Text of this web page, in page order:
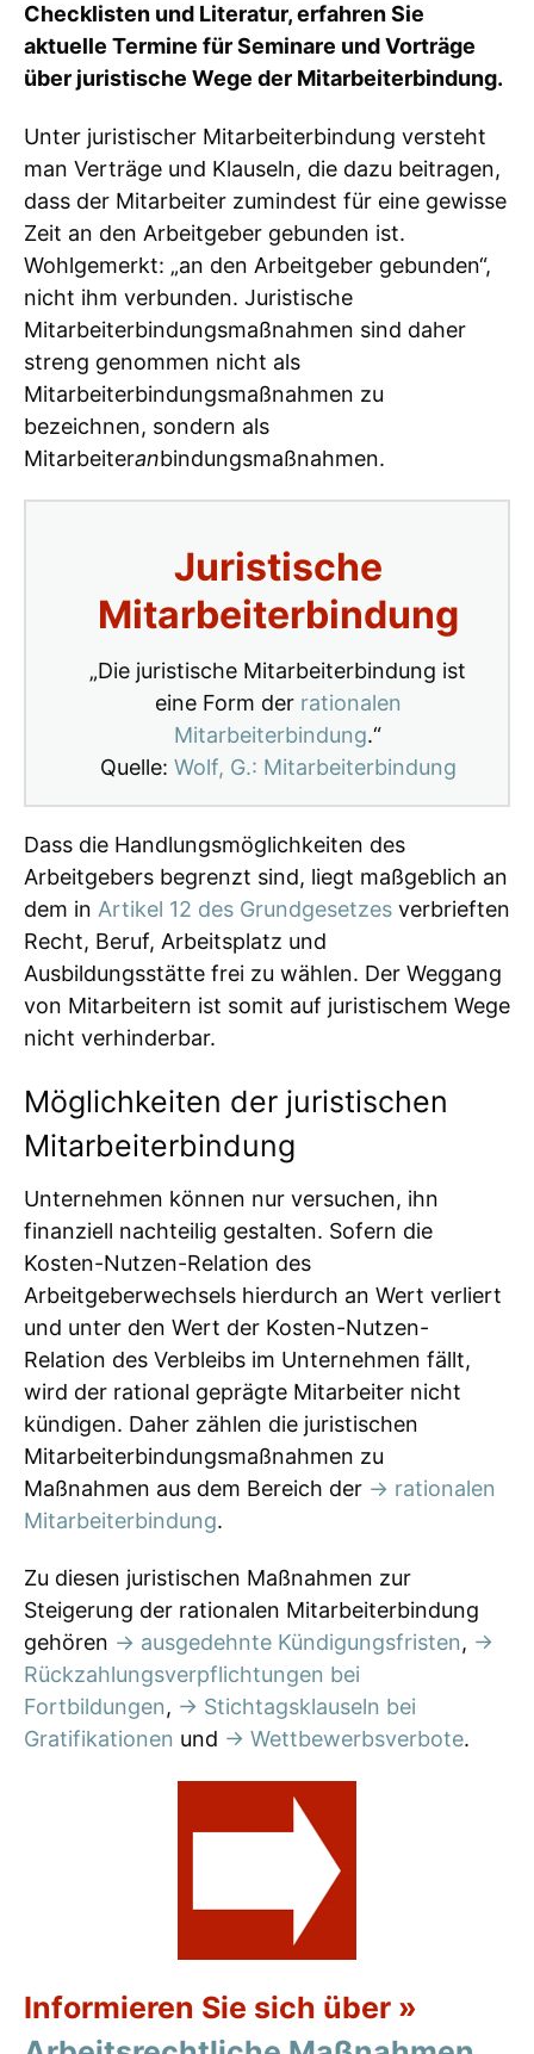
Checklisten und Literatur, erfahren Sie
aktuelle Termine für Seminare und Vorträge
über juristische Wege der Mitarbeiterbindung.
Unter juristischer Mitarbeiterbindung versteht
man Verträge und Klauseln, die dazu beitragen,
dass der Mitarbeiter zumindest für eine gewisse
Zeit an den Arbeitgeber gebunden ist.
Wohlgemerkt: „an den Arbeitgeber gebunden“,
nicht ihm verbunden. Juristische
Mitarbeiterbindungsmaßnahmen sind daher
streng genommen nicht als
Mitarbeiterbindungsmaßnahmen zu
bezeichnen, sondern als
Mitarbeiteranbindungsmaßnahmen.
Juristische
Mitarbeiterbindung
„Die juristische Mitarbeiterbindung ist
eine Form der rationalen
Mitarbeiterbindung.“
Quelle: Wolf, G.: Mitarbeiterbindung
Dass die Handlungsmöglichkeiten des
Arbeitgebers begrenzt sind, liegt maßgeblich an
dem in Artikel 12 des Grundgesetzes verbrieften
Recht, Beruf, Arbeitsplatz und
Ausbildungsstätte frei zu wählen. Der Weggang
von Mitarbeitern ist somit auf juristischem Wege
nicht verhinderbar.
Möglichkeiten der juristischen
Mitarbeiterbindung
Unternehmen können nur versuchen, ihn
finanziell nachteilig gestalten. Sofern die
Kosten-Nutzen-Relation des
Arbeitgeberwechsels hierdurch an Wert verliert
und unter den Wert der Kosten-Nutzen-
Relation des Verbleibs im Unternehmen fällt,
wird der rational geprägte Mitarbeiter nicht
kündigen. Daher zählen die juristischen
Mitarbeiterbindungsmaßnahmen zu
Maßnahmen aus dem Bereich der → rationalen
Mitarbeiterbindung.
Zu diesen juristischen Maßnahmen zur
Steigerung der rationalen Mitarbeiterbindung
gehören → ausgedehnte Kündigungsfristen, →
Rückzahlungsverpflichtungen bei
Fortbildungen, → Stichtagsklauseln bei
Gratifikationen und → Wettbewerbsverbote.
Informieren Sie sich über »